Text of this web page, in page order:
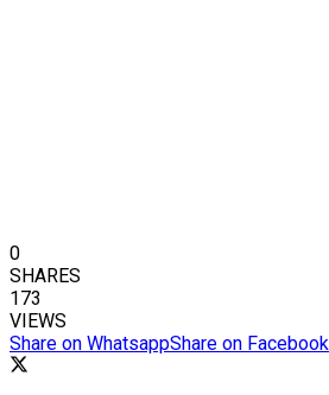
0
SHARES
173
VIEWS
Share on WhatsappShare on Facebook